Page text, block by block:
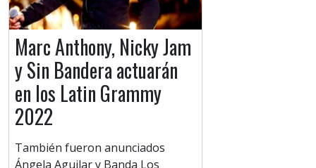
Marc Anthony, Nicky Jam
y Sin Bandera actuarán
en los Latin Grammy
2022
También fueron anunciados
Ángela Aguilar y Banda Los